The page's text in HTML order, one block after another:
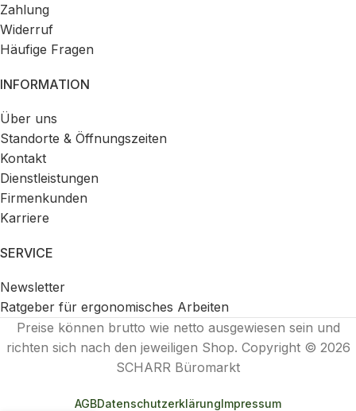
Zahlung
Widerruf
Häufige Fragen
INFORMATION
Über uns
Standorte & Öffnungszeiten
Kontakt
Dienstleistungen
Firmenkunden
Karriere
SERVICE
Newsletter
Ratgeber für ergonomisches Arbeiten
Preise können brutto wie netto ausgewiesen sein und
richten sich nach den jeweiligen Shop. Copyright © 2026
SCHARR Büromarkt
AGBDatenschutzerklärungImpressum